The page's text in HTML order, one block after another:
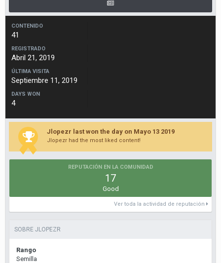
CONTENIDO
41
REGISTRADO
Abril 21, 2019
ÚLTIMA VISITA
Septiembre 11, 2019
DAYS WON
4
Jlopezr last won the day on Mayo 13 2019
Jlopezr had the most liked content!
REPUTACIÓN EN LA COMUNIDAD
17
Good
Ver toda la actividad de reputación
SOBRE JLOPEZR
Rango
Semilla